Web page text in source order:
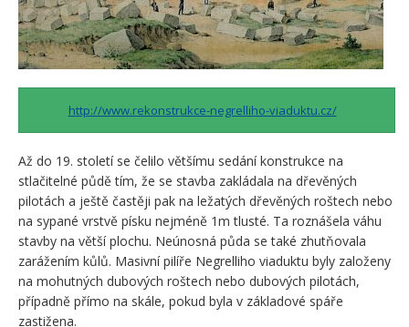
http://www.rekonstrukce-negrelliho-viaduktu.cz/
Až do 19. století se čelilo většímu sedání konstrukce na
stlačitelné půdě tím, že se stavba zakládala na dřevěných
pilotách a ještě častěji pak na ležatých dřevěných roštech nebo
na sypané vrstvě písku nejméně 1m tlusté. Ta roznášela váhu
stavby na větší plochu. Neúnosná půda se také zhutňovala
zarážením kůlů. Masivní pilíře Negrelliho viaduktu byly založeny
na mohutných dubových roštech nebo dubových pilotách,
případně přímo na skále, pokud byla v základové spáře
zastižena.